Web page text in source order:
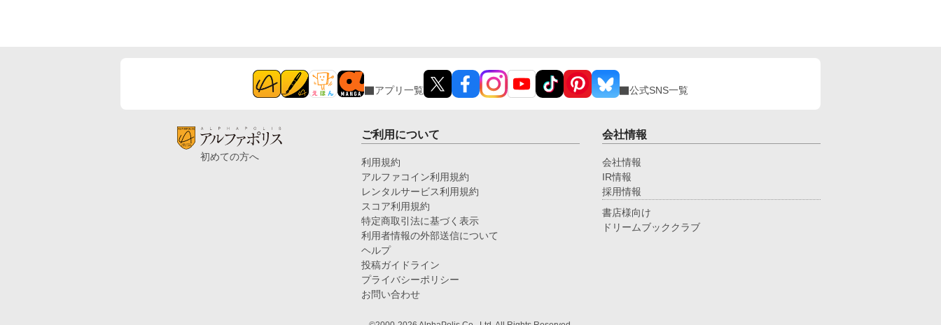
に決めている。
むα、執着する第二のα、そして希少Ωを巡る陰謀。
もう二度と傷つきたくないΩが最後に選ぶ相手とは―
―。 捨てた側の後悔と執着が加速する、すれ違いオ
アプリ一覧 公式SNS一覧
初めての方へ
ご利用について
利用規約
アルファコイン利用規約
レンタルサービス利用規約
スコア利用規約
特定商取引法に基づく表示
利用者情報の外部送信について
ヘルプ
投稿ガイドライン
プライバシーポリシー
お問い合わせ
会社情報
会社情報
IR情報
採用情報
書店様向け
ドリームブッククラブ